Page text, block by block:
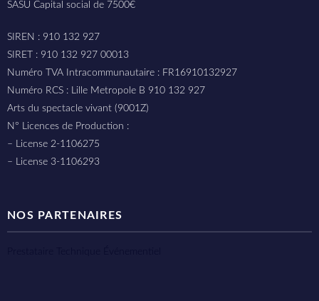
SASU Capital social de 7500€
SIREN : 910 132 927
SIRET : 910 132 927 00013
Numéro TVA Intracommunautaire : FR16910132927
Numéro RCS : Lille Metropole B 910 132 927
Arts du spectacle vivant (9001Z)
N° Licences de Production :
– License 2-1106275
– License 3-1106293
NOS PARTENAIRES